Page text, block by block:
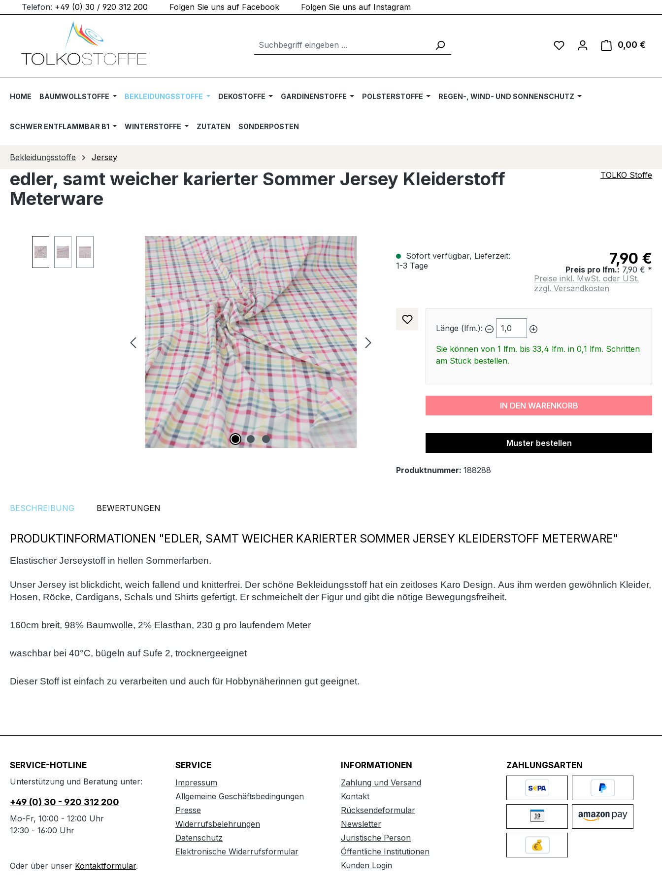
Hauptinhalt springen
Zur Suche springen
Zur Hauptnavigation springen
Telefon: +49 (0) 30 / 920 312 200 Folgen Sie uns auf Facebook Folgen Sie uns auf Instagram
Du hast 0 Produkte auf
0,00 €
HOME BAUMWOLLSTOFFE BEKLEIDUNGSSTOFFE DEKOSTOFFE GARDINENSTOFFE POLSTERSTOFFE REGEN-, WIND- UND SONNENSCHUTZ
SCHWER ENTFLAMMBAR B1 WINTERSTOFFE ZUTATEN SONDERPOSTEN
Bekleidungsstoffe Jersey
edler, samt weicher karierter Sommer Jersey Kleiderstoff
Meterware
TOLKO Stoffe
Sofort verfügbar, Lieferzeit:
1-3 Tage
7,90 €
Preis pro lfm.: 7,90 € *
Preise inkl. MwSt. oder USt.
zzgl. Versandkosten
Länge (lfm.):
Sie können von 1 lfm. bis 33,4 lfm. in 0,1 lfm. Schritten
am Stück bestellen.
IN DEN WARENKORB
Muster bestellen
Produktnummer: 188288
BESCHREIBUNG BEWERTUNGEN
PRODUKTINFORMATIONEN "EDLER, SAMT WEICHER KARIERTER SOMMER JERSEY KLEIDERSTOFF METERWARE"
Elastischer Jerseystoff in hellen Sommerfarben.
Unser Jersey ist blickdicht, weich fallend und knitterfrei. Der schöne Bekleidungsstoff hat ein zeitloses Karo Design. Aus ihm werden gewöhnlich Kleider,
Hosen, Röcke, Cardigans, Schals und Shirts gefertigt. Er schmeichelt der Figur und gibt die nötige Bewegungsfreiheit.
160cm breit, 98% Baumwolle, 2% Elasthan, 230 g pro laufendem Meter
waschbar bei 40°C, bügeln auf Sufe 2, trocknergeeignet
Dieser Stoff ist einfach zu verarbeiten und auch für Hobbynäherinnen gut geeignet.
SERVICE-HOTLINE
Unterstützung und Beratung unter:
+49 (0) 30 - 920 312 200
Mo-Fr, 10:00 - 12:00 Uhr
12:30 - 16:00 Uhr
Oder über unser Kontaktformular.
SERVICE
Impressum
Allgemeine Geschäftsbedingungen
Presse
Widerrufsbelehrungen
Datenschutz
Elektronische Widerrufsformular
INFORMATIONEN
Zahlung und Versand
Kontakt
Rücksendeformular
Newsletter
Juristische Person
Öffentliche Institutionen
Kunden Login
ZAHLUNGSARTEN